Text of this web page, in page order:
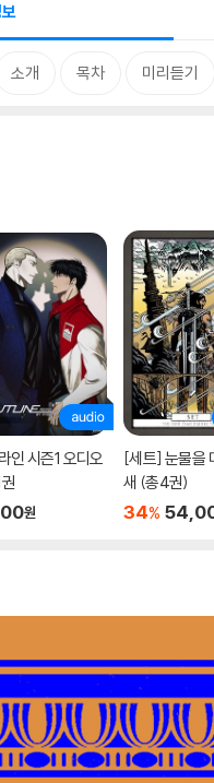
소개 목차 미리듣기
인 시즌1 오디오
원
[세트] 눈물을
새 (총4권)
34%